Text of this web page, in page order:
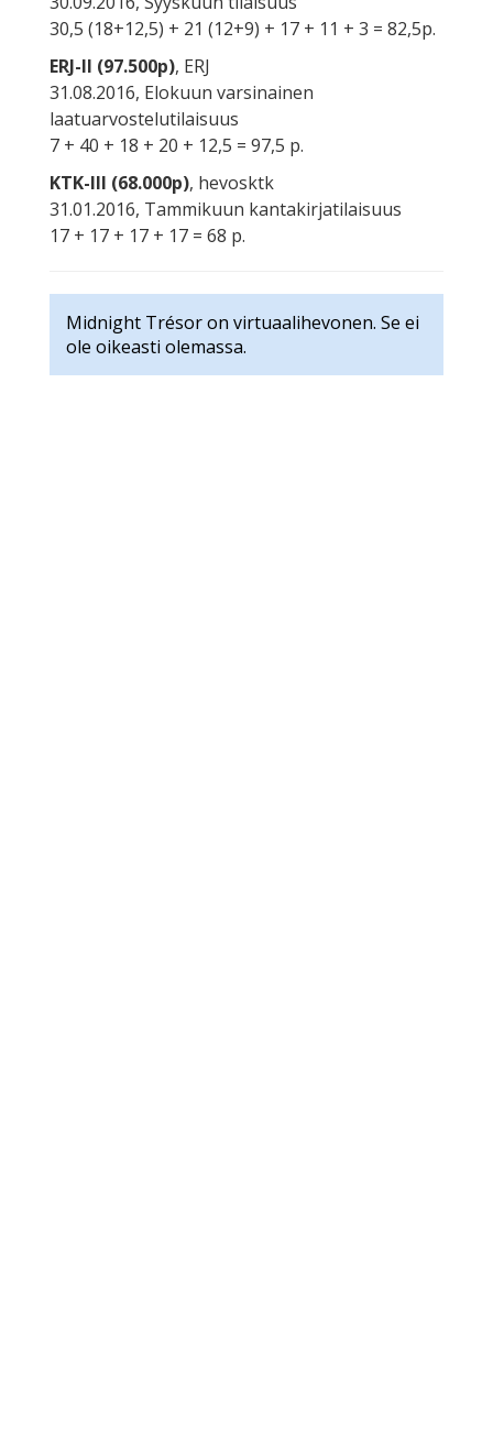
30,5 (18+12,5) + 21 (12+9) + 17 + 11 + 3 = 82,5p.
ERJ-II (97.500p), ERJ
31.08.2016, Elokuun varsinainen
laatuarvostelutilaisuus
7 + 40 + 18 + 20 + 12,5 = 97,5 p.
KTK-III (68.000p), hevosktk
31.01.2016, Tammikuun kantakirjatilaisuus
17 + 17 + 17 + 17 = 68 p.
Midnight Trésor on virtuaalihevonen. Se ei
ole oikeasti olemassa.